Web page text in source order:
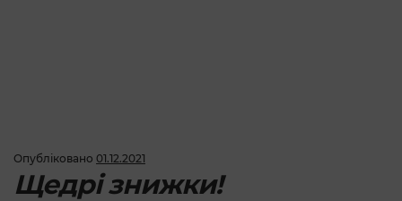
Опубліковано 01.12.2021
Щедрі знижки!